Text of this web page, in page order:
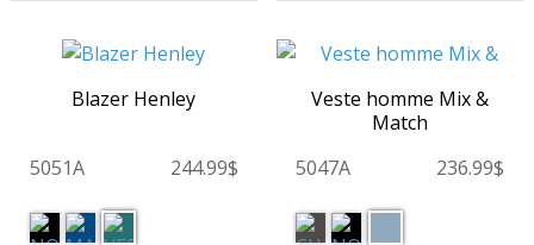
Blazer Henley
5051A 244.99$
Veste homme Mix &
Match
5047A
236.99$